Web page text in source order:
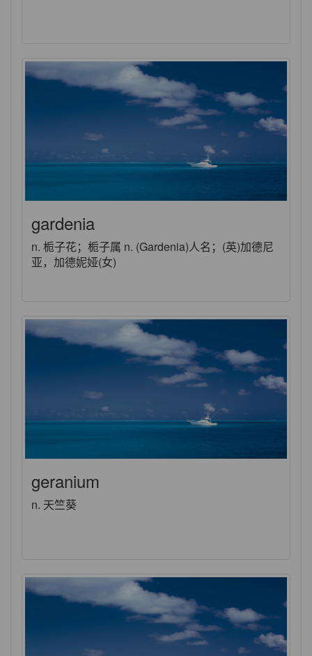
gardenia
n. 栀子花；栀子属 n. (Gardenia)人名；(英)加德尼
亚，加德妮娅(女)
geranium
n. 天竺葵